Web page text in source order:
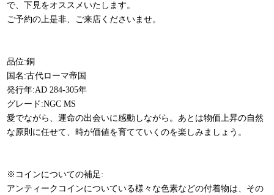
で、下見をオススメいたします。
ご予約の上是非、ご来店くださいませ。
品位:銅
国名:古代ローマ帝国
発行年:AD 284-305年
グレード:NGC MS
愛でながら、運命の出会いに感動しながら。あとは物価上昇の自然
な原則に任せて、時が価値を育てていくのを楽しみましょう。
※コインについての補足:
アンティークコインについている様々な色素などの付着物は、その